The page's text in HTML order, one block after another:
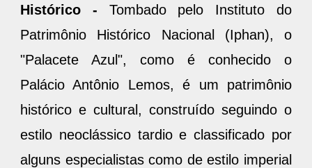
Histórico - Tombado pelo Instituto do
Patrimônio Histórico Nacional (Iphan), o
"Palacete Azul", como é conhecido o
Palácio Antônio Lemos, é um patrimônio
histórico e cultural, construído seguindo o
estilo neoclássico tardio e classificado por
alguns especialistas como de estilo imperial